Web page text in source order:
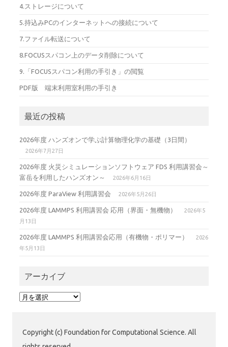
4.ストレージについて
5.持込みPCのインターネットへの接続について
7.ファイル転送について
8.FOCUSスパコン上のデータ削除について
9.「FOCUSスパコン利用の手引き」の閲覧
PDF版 端末利用室利用の手引き
最近の投稿
2026年度 ハンズオンで学ぶ計算物理化学の基礎（3日間）
2026年7月27日
2026年度 火災シミュレーションソフトウェア FDS 利用講習会～
富岳を利用したハンズオン～
2026年6月16日
2026年度 ParaView 利用講習会 2026年5月26日
2026年度 LAMMPS 利用講習会 応用（界面・無機物）
2026年5
月13日
2026年度 LAMMPS 利用講習会応用（有機物・ポリマー）
2026
年5月13日
アーカイブ
ア
ブ
Copyright (c) Foundation for Computational Science. All